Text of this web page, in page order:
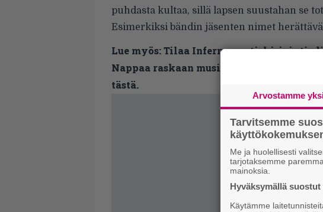
puhdasta kultaa, sillä lapsen suustahan se
Esimerkiksi bändin jäsenten nimet
Lue myös:Tilaa Infernon uutiskirje ja
Nappaa raskaan musiikin uutiset ja
tästä.
Arvostamme
Tarvitsemme
Me ja huolellisesti
tarjotaksemme
mainoksia.
Hyväksymällä
Käytämme